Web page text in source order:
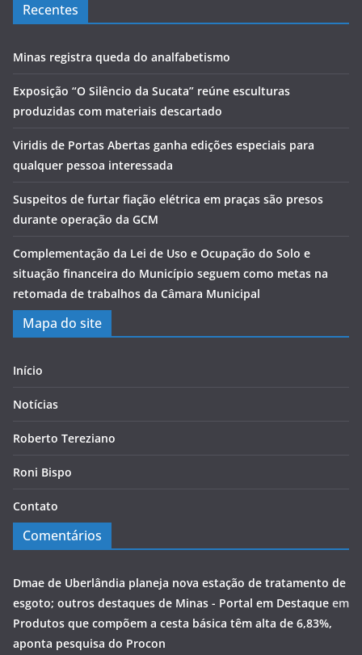
Recentes
Minas registra queda do analfabetismo
Exposição “O Silêncio da Sucata” reúne esculturas
produzidas com materiais descartado
Viridis de Portas Abertas ganha edições especiais para
qualquer pessoa interessada
Suspeitos de furtar fiação elétrica em praças são presos
durante operação da GCM
Complementação da Lei de Uso e Ocupação do Solo e
situação financeira do Município seguem como metas na
retomada de trabalhos da Câmara Municipal
Mapa do site
Início
Notícias
Roberto Tereziano
Roni Bispo
Contato
Comentários
Dmae de Uberlândia planeja nova estação de tratamento de
esgoto; outros destaques de Minas - Portal em Destaque em
Produtos que compõem a cesta básica têm alta de 6,83%,
aponta pesquisa do Procon